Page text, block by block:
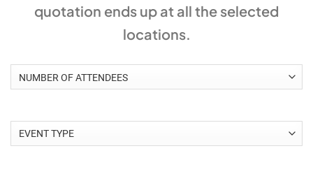
quotation ends up at all the selected
locations.